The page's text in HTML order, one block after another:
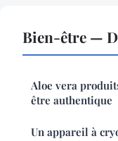
Bien-être —
Aloe vera
être authentique
Un appareil à